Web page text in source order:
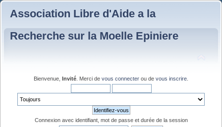
Association Libre d'Aide a la
Recherche sur la Moelle Epiniere
Bienvenue, Invité . Merci de vous connecter ou de vous inscrire
Connexion avec identifiant, mot de passe et durée de la session